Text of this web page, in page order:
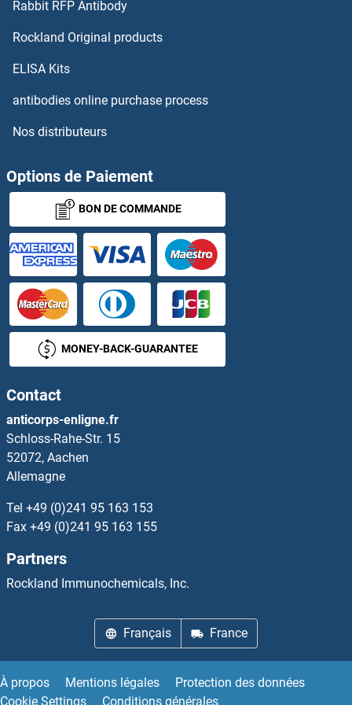
Interleukin 1 Receptor, Type I Anticorps
Interleukin 17a Anticorps
Interleukin 35 Anticorps
Interleukin 4 Induced 1 Anticorps
Interleukin enhancer-binding factor 3 Anticorps
Intersectin 2 Anticorps
Intestinal Alkaline Phosphatase Anticorps
Intraflagellar Transport 20 Homolog Anticorps
Intrinsic Factor Anticorps
INTS1 Anticorps
INTS10 Anticorps
INTS12 Anticorps
INTS2 Anticorps
INTS3 Anticorps
INTS5 Anticorps
INTS7 Anticorps
Rabbit RFP Antibody
Rockland Original products
ELISA Kits
antibodies online purchase process
Nos distributeurs
Options de Paiement
BON DE COMMANDE
MONEY-BACK-GUARANTEE
Contact
anticorps-enligne.fr
Schloss-Rahe-Str. 15
52072, Aachen
Allemagne
Tel +49 (0)241 95 163 153
Fax +49 (0)241 95 163 155
Partners
Rockland Immunochemicals, Inc.
Français France
À propos Mentions légales
Protection des données
Cookie Settings
Conditions générales